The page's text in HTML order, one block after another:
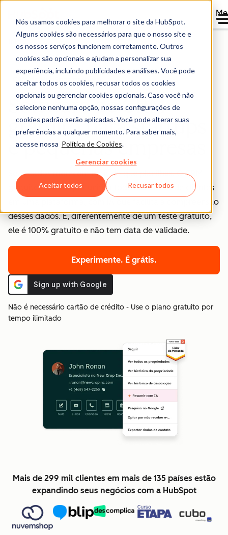
Nós usamos cookies para melhorar o site da HubSpot.
Alguns cookies são necessários para que o nosso site e
os nossos serviços funcionem corretamente. Outros
cookies são opcionais e ajudam a personalizar sua
experiência, incluindo publicidades e análises. Você pode
aceitar todos os cookies, recusar todos os cookies
opcionais ou gerenciar cookies opcionais. Caso você não
selecione nenhuma opção, nossas configurações de
cookies padrão serão aplicadas. Você pode alterar suas
preferências a qualquer momento. Para saber mais,
acesse nossa Política de Cookies.
Gerenciar cookies
Aceitar todos Recusar todos
CRM da HubSpot gratuito
Software de CRM
gratuito para startups
e pequenas empresas
Seus dados merecem mais do que planilhas. O CRM
gratuito da HubSpot unifica todos os dados de clientes
em uma plataforma, com IA que facilita a compreensão
desses dados. E, diferentemente de um teste gratuito,
ele é 100% gratuito e não tem data de validade.
Experimente. É grátis.
Não é necessário cartão de crédito - Use o plano gratuito por
tempo ilimitado
Mais de 299 mil clientes em mais de 135 países estão
expandindo seus negócios com a HubSpot